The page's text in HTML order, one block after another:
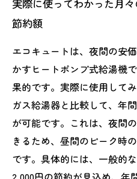
実際に使ってわかった月
節約額
エコキュートは、夜間の安
かすヒートポンプ式給湯機
果的です。実際に使用して
ガス給湯器と比較して、年
が可能です。これは、夜間
きるため、昼間のピーク時
です。具体的には、一般的